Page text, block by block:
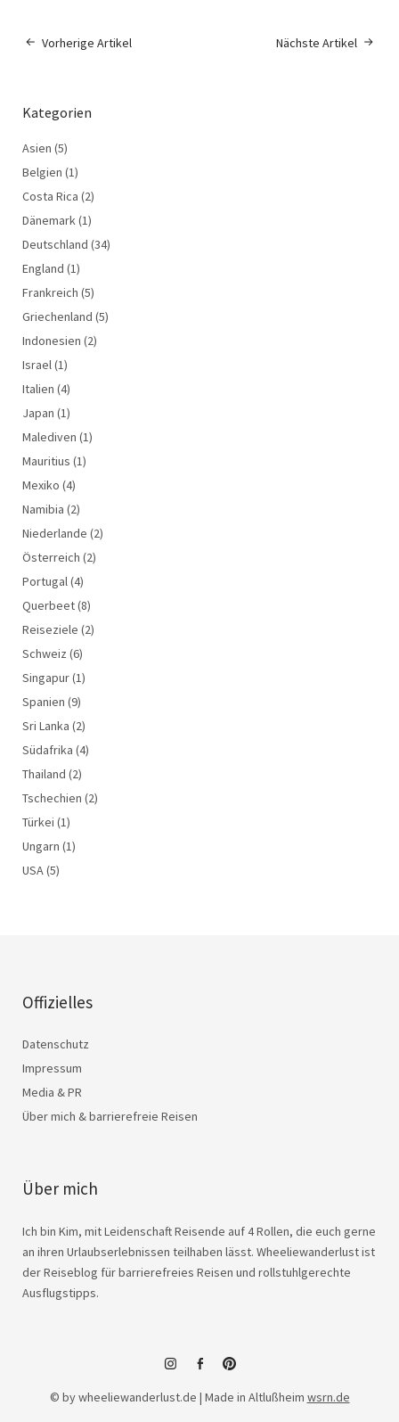
Vorherige Artikel Nächste Artikel
Kategorien
Asien (5)
Belgien (1)
Costa Rica (2)
Dänemark(1)
Deutschland (34)
England (1)
Frankreich (5)
Griechenland (5)
Indonesien (2)
Israel(1)
Italien (4)
Japan (1)
Malediven (1)
Mauritius (1)
Mexiko (4)
Namibia (2)
Niederlande (2)
Österreich (2)
Portugal(4)
Querbeet(8)
Reiseziele (2)
Schweiz (6)
Singapur(1)
Spanien (9)
Sri Lanka (2)
Südafrika (4)
Thailand (2)
Tschechien (2)
Türkei (1)
Ungarn (1)
USA(5)
Offizielles
Datenschutz
Impressum
Media & PR
Über mich & barrierefreie Reisen
Über mich
Ich bin Kim, mit Leidenschaft Reisende auf 4 Rollen, die euch gerne
an ihren Urlaubserlebnissen teilhaben lässt. Wheeliewanderlust ist
der Reiseblog für barrierefreies Reisen und rollstuhlgerechte
Ausflugstipps.
instagramfacebook
© by wheeliewanderlust.de | Made in Altlußheim wsrn.de